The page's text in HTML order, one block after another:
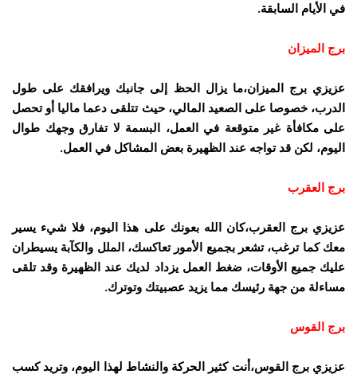
في الأيام السابقة.
برج الميزان
عزيزي برج الميزان،ما يزال الحظ إلى جانبك ويرافقك على طول
الدرب، خصوصا على الصعيد المالي، حيث تتلقى دعما ماليا أو تحصل
على مكافأة غير متوقعة في العمل، البسمة لا تفارق وجهك طوال
اليوم، لكن قد تواجه عند الظهيرة بعض المشاكل في العمل.
برج العقرب
عزيزي برج العقرب،كان الله بعونك على هذا اليوم، فلا شيء يسير
معك كما ترغب، تشعر بجميع الأمور تعاكسك، الملل والكآبة يسيطران
عليك جميع الأوقات، ضغط العمل يزداد لديك عند الظهيرة وقد تلقى
مساءلة من جهة رئيسك مما يزيد عصبيتك وتوترك.
برج القوس
عزيزي برج القوس،أنت كثير الحركة والنشاط لهذا اليوم، وتريد كسب